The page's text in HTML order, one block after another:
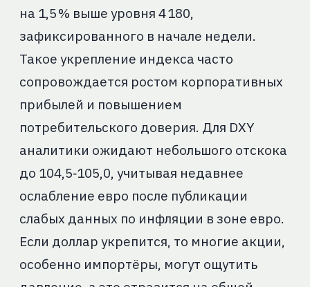
на 1,5 % выше уровня 4 180,
зафиксированного в начале недели.
Такое укрепление индекса часто
сопровождается ростом корпоративных
прибылей и повышением
потребительского доверия. Для DXY
аналитики ожидают небольшого отскока
до 104,5‑105,0, учитывая недавнее
ослабление евро после публикации
слабых данных по инфляции в зоне евро.
Если доллар укрепится, то многие акции,
особенно импортёры, могут ощутить